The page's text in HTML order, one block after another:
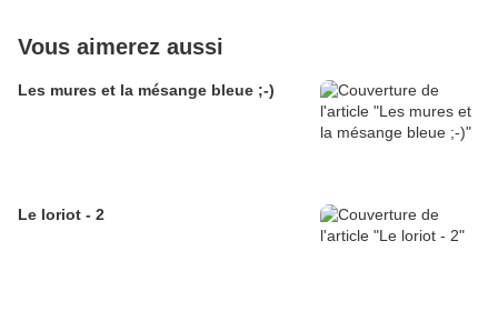
Vous aimerez aussi
Les mures et la mésange bleue ;-)
Le loriot - 2